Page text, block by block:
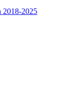
2018-2025